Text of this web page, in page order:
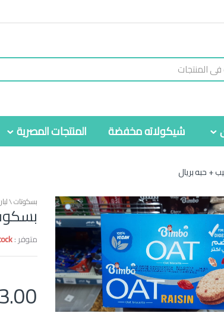
شيكولاته مخفضة المنتجات المصرية
+ حبه بريال
بسكوتات \
متوفر :